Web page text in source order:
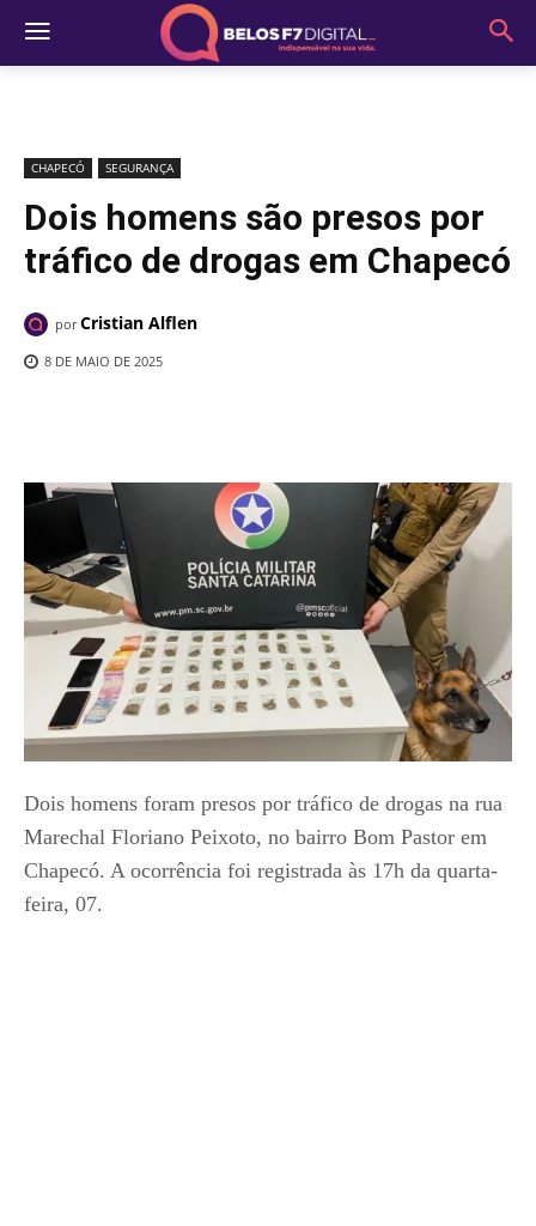
CHAPECÓ SEGURANÇA
Dois homens são presos por
tráfico de drogas em Chapecó
por Cristian Alflen
8 DE MAIO DE 2025
Dois homens foram presos por tráfico de drogas na rua
Marechal Floriano Peixoto, no bairro Bom Pastor em
Chapecó. A ocorrência foi registrada às 17h da quarta-
feira, 07.